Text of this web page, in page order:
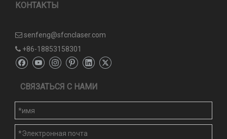
КОНТАКТЫ
 senfeng@sfcnclaser.com
 +86-18853158301
СВЯЗАТЬСЯ С НАМИ